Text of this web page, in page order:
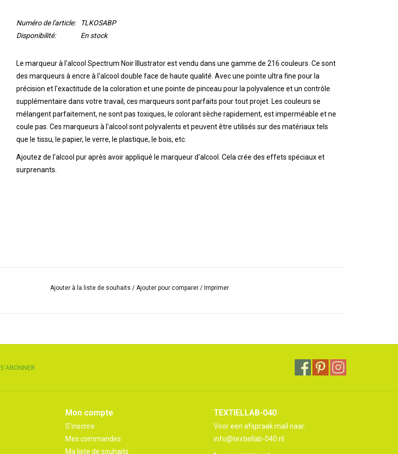
Numéro de l'article:
TLKOSABP
Disponibilité:
En stock
Le marqueur à l'alcool Spectrum Noir Illustrator est vendu dans une gamme de 216 couleurs. Ce sont
des marqueurs à encre à l'alcool double face de haute qualité. Avec une pointe ultra fine pour la
précision et l'exactitude de la coloration et une pointe de pinceau pour la polyvalence et un contrôle
supplémentaire dans votre travail, ces marqueurs sont parfaits pour tout projet. Les couleurs se
mélangent parfaitement, ne sont pas toxiques, le colorant sèche rapidement, est imperméable et ne
coule pas. Ces marqueurs à l'alcool sont polyvalents et peuvent être utilisés sur des matériaux tels
que le tissu, le papier, le verre, le plastique, le bois, etc.
Ajoutez de l'alcool pur après avoir appliqué le marqueur d'alcool. Cela crée des effets spéciaux et
surprenants.
Ajouter à la liste de souhaits / Ajouter pour comparer /Imprimer
S'ABONNER
Mon compte
S'inscrire
Mes commandes
Ma liste de souhaits
TEXTIELLAB-040
Voor een afspraak mail naar:
info@textiellab-040.nl